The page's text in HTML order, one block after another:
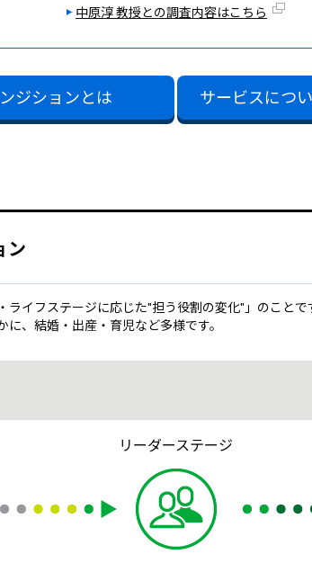
中原淳 教授との調査内容はこちら
ジションとは サービスにつ
ン
イフステージに応じた"担う役割の変化"」のことで
、結婚・出産・育児など多様です。
リーダーステージ